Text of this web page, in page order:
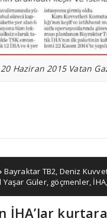
20 Haziran 2015 Vatan
Bayraktar TB2, Deniz
Yaşar Güler, göçmenler, İHA,
İHA’lar